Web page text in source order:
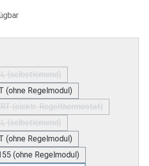
(selbstlernend)
(Diese Option ist zurzeit nicht verfügbar.)
(ohne Regelmodul)
(elektr. Regelthermostat)
(Diese Option ist zurzeit nicht
(selbstlernend)
(Diese Option ist zurzeit nicht verfügbar.)
(ohne Regelmodul)
(ohne Regelmodul)